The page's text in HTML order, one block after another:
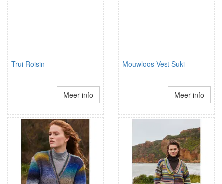
Trui Roisin
Meer info
Mouwloos Vest Suki
Meer info